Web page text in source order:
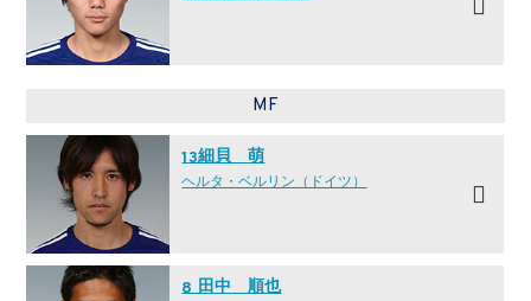
MF
13
細貝 萌
ヘルタ・ベルリン（ドイツ）
8
田中 順也